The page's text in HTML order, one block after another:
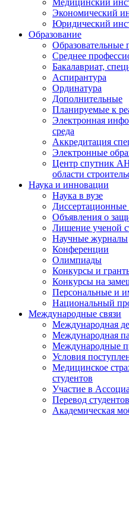
Экономический
Юридический
Образование
Образовательные
Среднее
Бакалавриат,
Аспирантура
Ординатура
Дополнительные
Планируемые к
Электронная
среда
Аккредитация
Электронные
Центр спутник
области
Наука и инновации
Наука в вузе
Диссертационные
Объявления о
Лишение ученой
Научные журналы
Конференции
Олимпиады
Конкурсы и
Конкурсы на
Персональные и
Национальный
Международные связи
Международная
Международная
Международные
Условия
Медицинское
студентов
Участие в
Перевод
Академическая